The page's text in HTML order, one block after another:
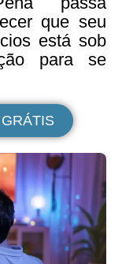
que seu
está sob
para se